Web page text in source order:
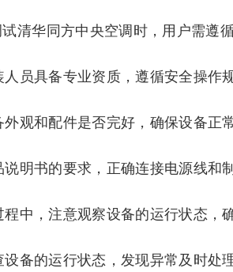
清华同方中央空调时，用户需遵
员具备专业资质，遵循安全操作规
观和配件是否完好，确保设备正
明书的要求，正确连接电源线和
中，注意观察设备的运行状态，
备的运行状态，发现异常及时处理